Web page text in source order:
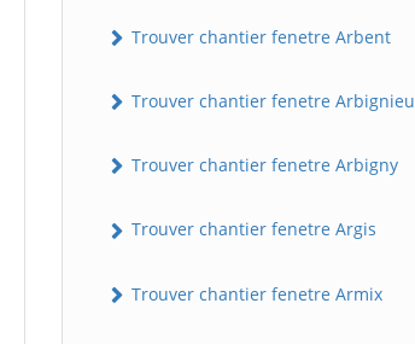
Trouver chantier fenetre Arbent
Trouver chantier fenetre Arbignieu
Trouver chantier fenetre Arbigny
Trouver chantier fenetre Argis
Trouver chantier fenetre Armix